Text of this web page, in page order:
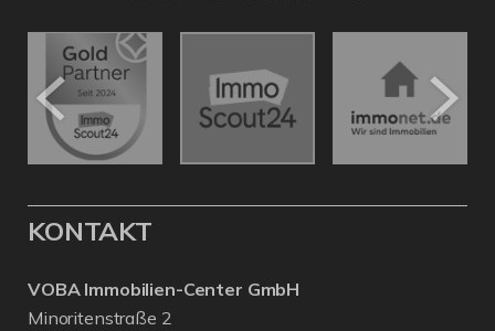
KONTAKT
VOBA Immobilien-Center GmbH
Minoritenstraße 2